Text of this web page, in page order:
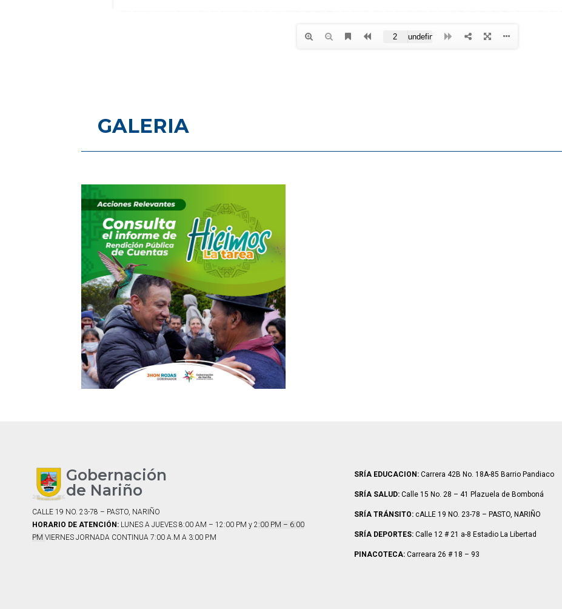
GALERIA
Gobernación
de Nariño
CALLE 19 NO. 23-78 – PASTO, NARIÑO
HORARIO DE ATENCIÓN: LUNES A JUEVES 8:00 AM – 12:00 PM y 2:00 PM – 6:00
PM VIERNES JORNADA CONTINUA 7:00 A.M A 3:00 P.M
SRÍA EDUCACION:Carrera 42B No. 18A-85 Barrio Pandiaco
SRÍA SALUD:Calle 15 No. 28 – 41 Plazuela de Bomboná
SRÍA TRÁNSITO:cALLE 19 NO. 23-78 – PASTO, NARIÑO
SRÍA DEPORTES:Calle 12 # 21 a-8 Estadio La Libertad
PINACOTECA:Carreara 26 # 18 – 93